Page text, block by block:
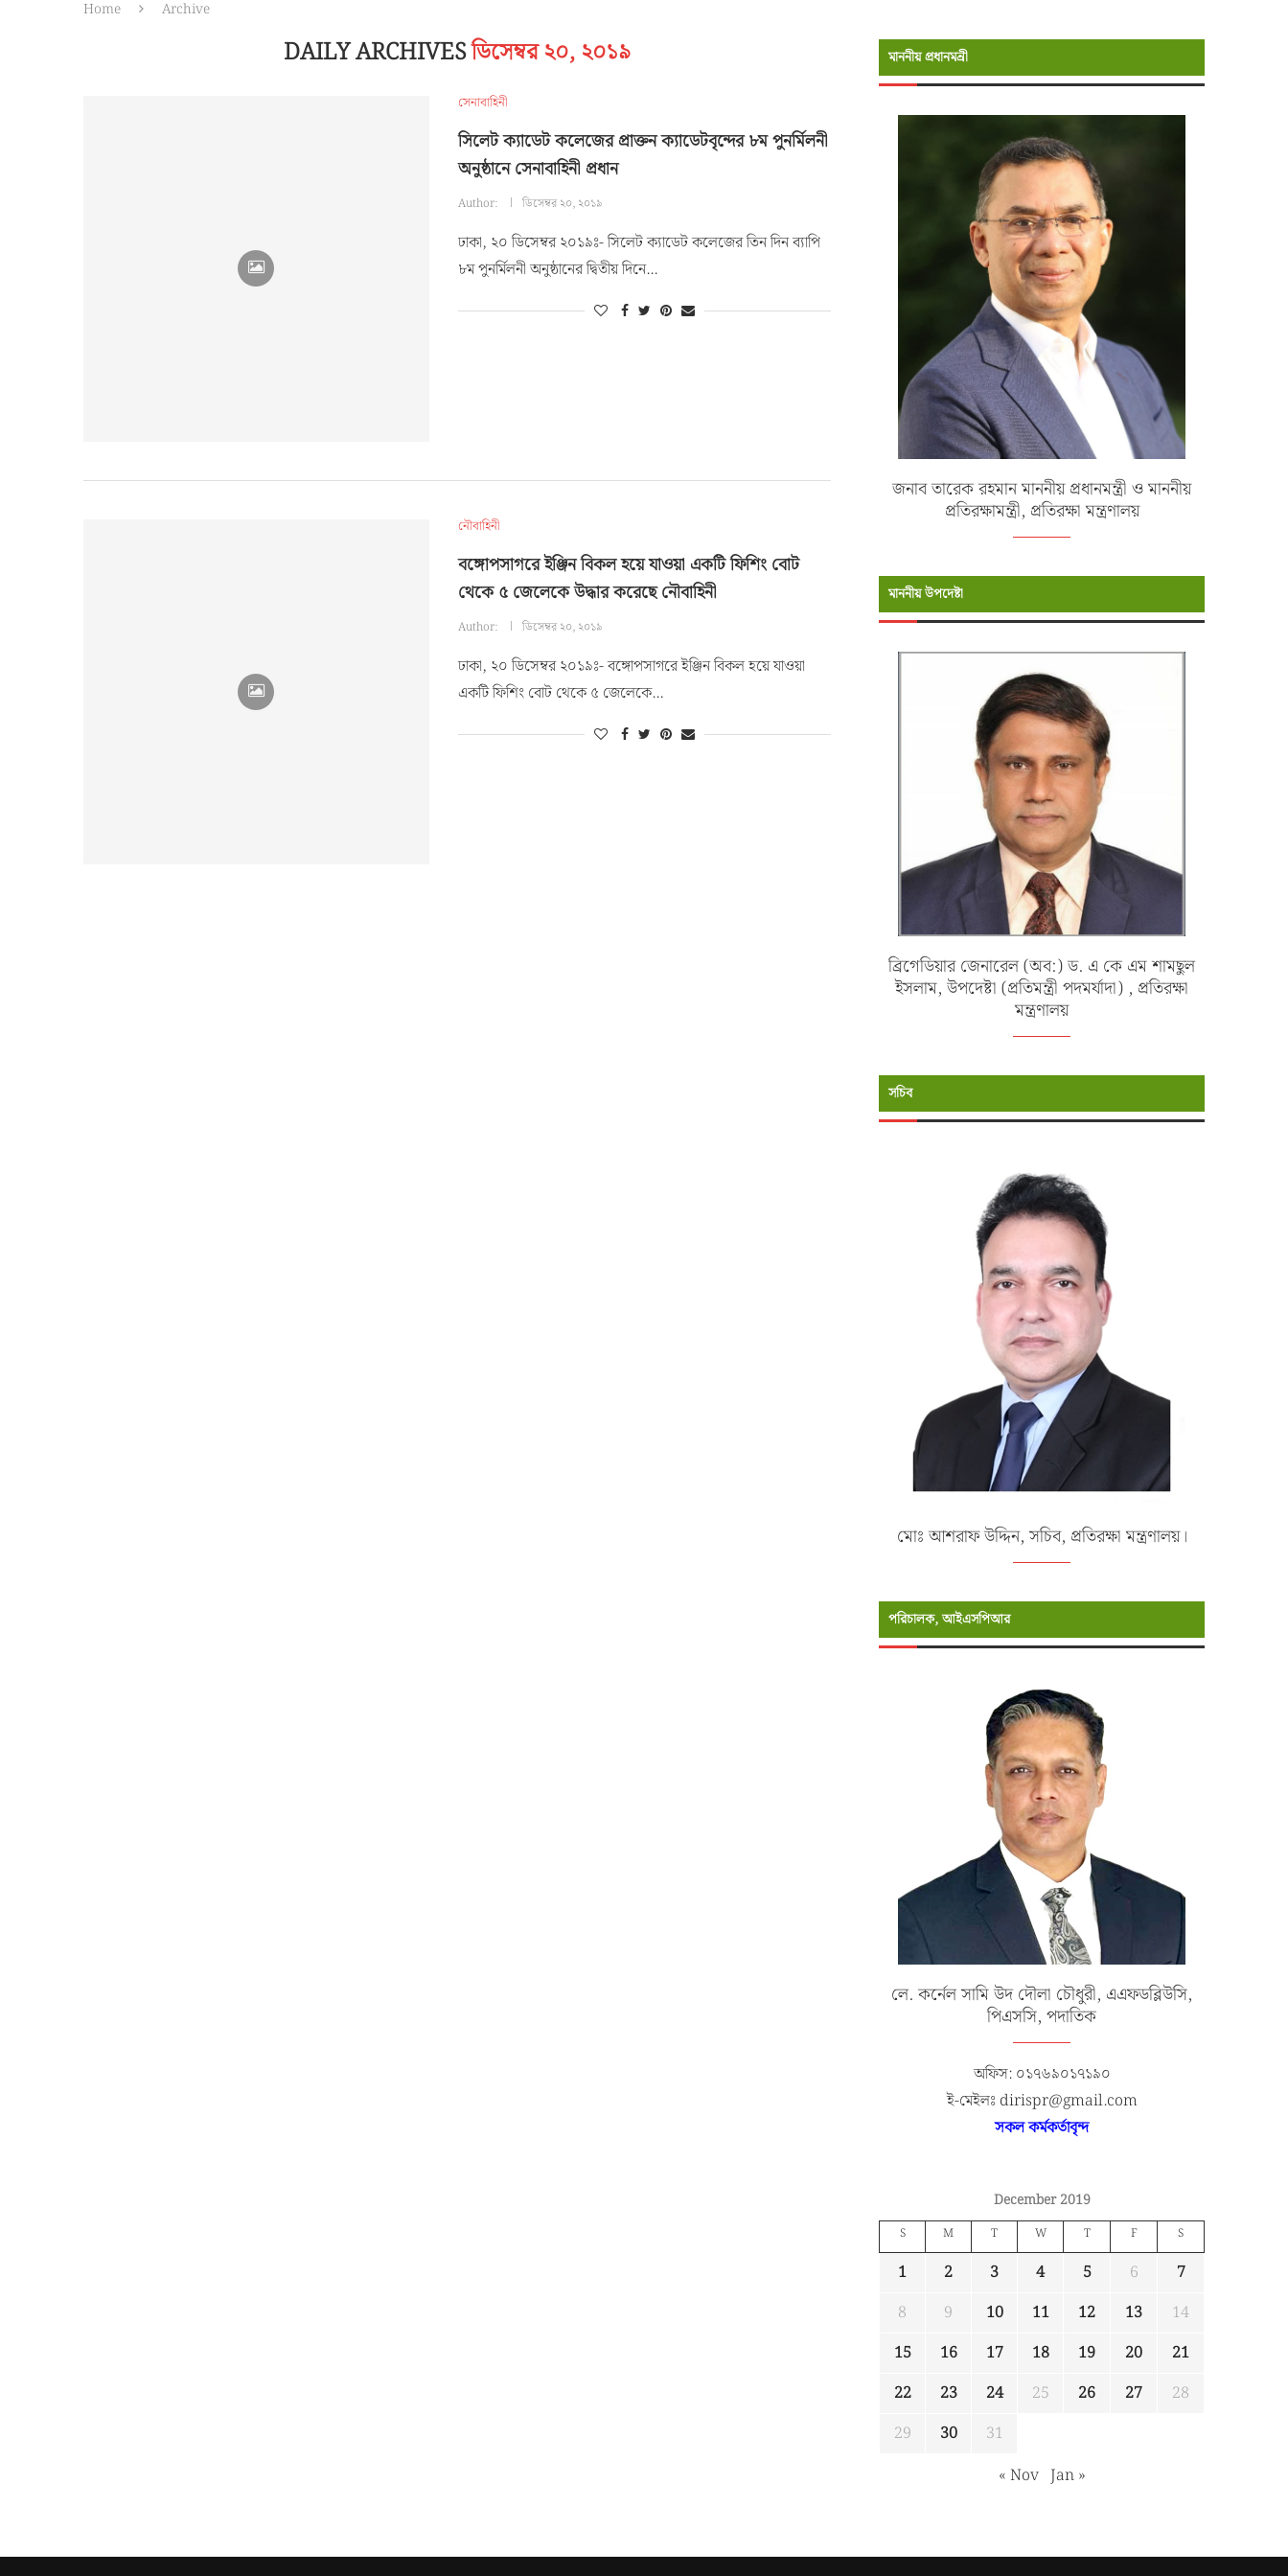
Home Archive
DAILY ARCHIVESডিসেম্বর ২০, ২০১৯
সেনাবাহিনী
সিলেট ক্যাডেট কলেজের প্রাক্তন ক্যাডেটবৃন্দের ৮ম পুনর্মিলনী
অনুষ্ঠানে সেনাবাহিনী প্রধান
Author: ডিসেম্বর ২০, ২০১৯
ঢাকা, ২০ ডিসেম্বর ২০১৯ঃ- সিলেট ক্যাডেট কলেজের তিন দিন ব্যাপি
৮ম পুনর্মিলনী অনুষ্ঠানের দ্বিতীয় দিনে…
নৌবাহিনী
বঙ্গোপসাগরে ইঞ্জিন বিকল হয়ে যাওয়া একটি ফিশিং বোট
থেকে ৫ জেলেকে উদ্ধার করেছে নৌবাহিনী
Author: ডিসেম্বর ২০, ২০১৯
ঢাকা, ২০ ডিসেম্বর ২০১৯ঃ- বঙ্গোপসাগরে ইঞ্জিন বিকল হয়ে যাওয়া
একটি ফিশিং বোট থেকে ৫ জেলেকে…
মাননীয় প্রধানমন্রী
জনাব তারেক রহমান মাননীয় প্রধানমন্ত্রী ও মাননীয়
প্রতিরক্ষামন্ত্রী, প্রতিরক্ষা মন্ত্রণালয়
মাননীয় উপদেষ্টা
ব্রিগেডিয়ার জেনারেল (অব:) ড. এ কে এম শামছুল
ইসলাম, উপদেষ্টা (প্রতিমন্ত্রী পদমর্যাদা) , প্রতিরক্ষা
মন্ত্রণালয়
সচিব
মোঃ আশরাফ উদ্দিন, সচিব, প্রতিরক্ষা মন্ত্রণালয়।
পরিচালক, আইএসপিআর
লে. কর্নেল সামি উদ দৌলা চৌধুরী, এএফডব্লিউসি,
পিএসসি, পদাতিক
অফিস: ০১৭৬৯০১৭১৯০
ই-মেইলঃ dirispr@gmail.com
সকল কর্মকর্তাবৃন্দ
December 2019
S M T W T F S
1 2 3 4 5 6
7
8
9 10 11 12 13
14
15
16 17 18 19 20
21
22
23 24 25 26 27
28
29
30
31
« Nov Jan »